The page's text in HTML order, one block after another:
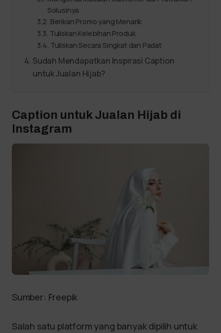
Solusinya
Berikan Promo yang Menarik
Tuliskan Kelebihan Produk
Tuliskan Secara Singkat dan Padat
Sudah Mendapatkan Inspirasi Caption
untuk Jualan Hijab?
Caption untuk Jualan Hijab di
Instagram
Sumber: Freepik
Salah satu platform yang banyak dipilih untuk